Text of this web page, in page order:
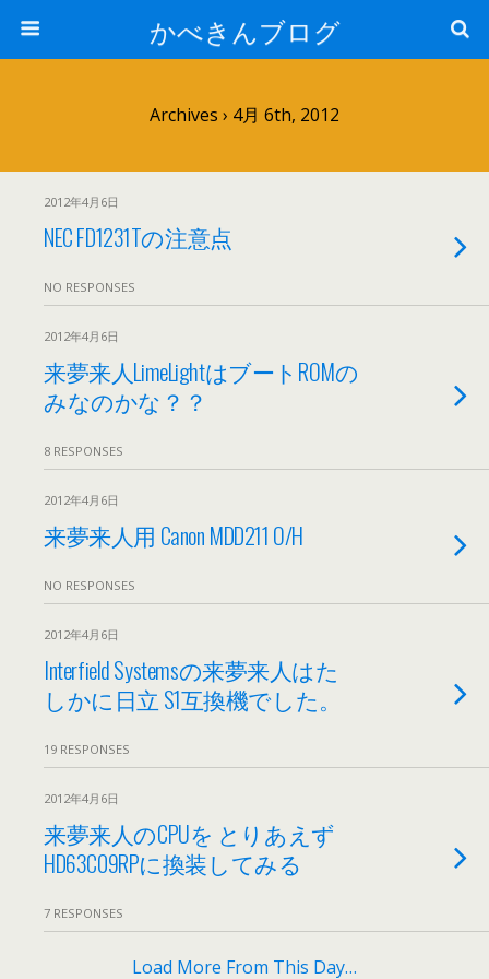
かべきんブログ
Archives › 4月 6th, 2012
2012年4月6日
NEC FD1231Tの注意点
NO RESPONSES
2012年4月6日
来夢来人LimeLightはブートROMの
みなのかな？？
8 RESPONSES
2012年4月6日
来夢来人用 Canon MDD211 O/H
NO RESPONSES
2012年4月6日
Interfield Systemsの来夢来人はた
しかに日立 S1互換機でした。
19 RESPONSES
2012年4月6日
来夢来人のCPUを とりあえず
HD63C09RPに換装してみる
7 RESPONSES
Load More From This Day…